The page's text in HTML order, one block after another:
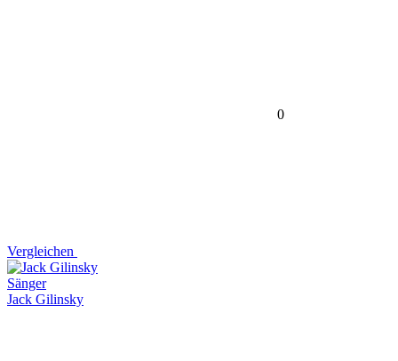
0
Vergleichen
Sänger
Jack Gilinsky